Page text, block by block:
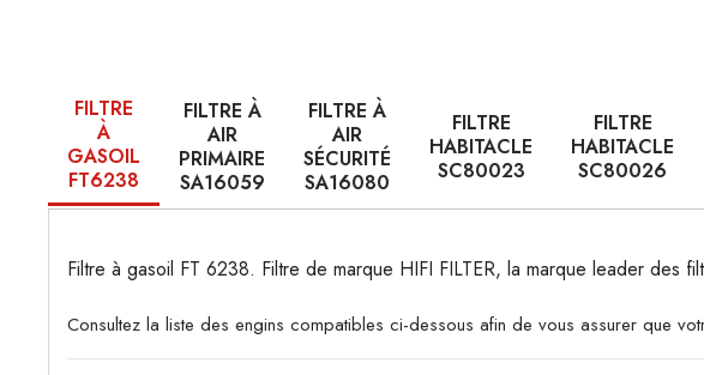
FILTRE
À
GASOIL
FT6238
FILTRE À
AIR
PRIMAIRE
SA16059
FILTRE À
AIR
SÉCURITÉ
SA16080
FILTRE
HABITACLE
SC80023
FILTRE
HABITACLE
SC80026
Filtre à gasoil FT 6238. Filtre de marque HIFI FILTER, la marque leader des
Consultez la liste des engins compatibles ci-dessous afin de vous assurer que